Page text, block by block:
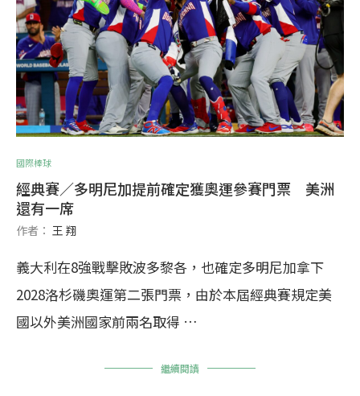
國際棒球
經典賽／多明尼加提前確定獲奧運參賽門票 美洲
還有一席
作者： 王 翔
義大利在8強戰擊敗波多黎各，也確定多明尼加拿下
2028洛杉磯奧運第二張門票，由於本屆經典賽規定美
國以外美洲國家前兩名取得 …
繼續閱讀